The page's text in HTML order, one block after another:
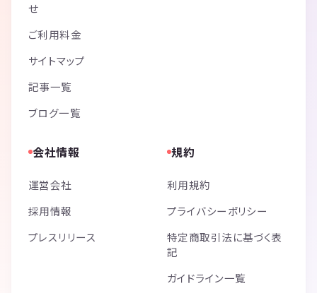
せ
ご利用料金
サイトマップ
記事一覧
ブログ一覧
会社情報
運営会社
採用情報
プレスリリース
規約
利用規約
プライバシーポリシー
特定商取引法に基づく表
記
ガイドライン一覧